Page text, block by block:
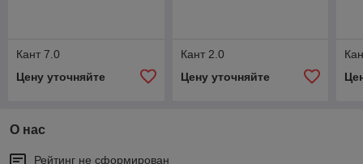
Кант 7.0
Цену уточняйте
Кант 2.0
Цену уточняйте
О нас
Рейтинг не сформирован